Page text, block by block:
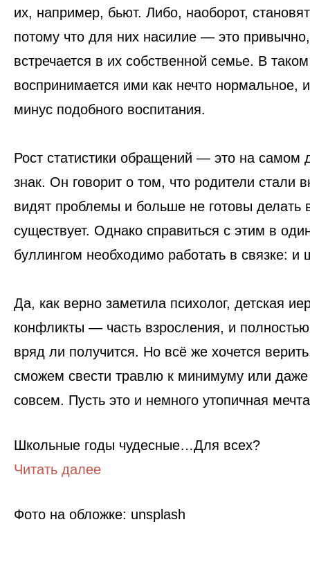
их, например, бьют. Либо, наоборот,
потому что для них насилие — это привычно,
встречается в их собственной семье. В
воспринимается ими как нечто нормальное,
минус подобного воспитания.
Рост статистики обращений — это на самом
знак. Он говорит о том, что родители стали
видят проблемы и больше не готовы делать
существует. Однако справиться с этим в
буллингом необходимо работать в связке: и
Да, как верно заметила психолог, детская
конфликты — часть взросления, и полностью
вряд ли получится. Но всё же хочется
сможем свести травлю к минимуму или даже
совсем. Пусть это и немного утопичная
Школьные годы чудесные…Для всех?
Читать далее
Фото на обложке: unsplash